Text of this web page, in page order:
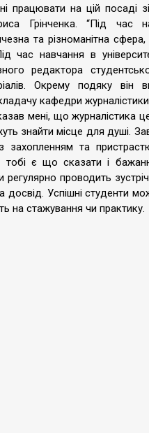
працювати на цій посаді
Грінченка. “Під
та різноманітна
час навчання в
редактора
Окрему подяку він
кафедри
мені, що журналістика
знайти місце для душі.
захопленням та
тобі є що сказати і
регулярно проводить
досвід. Успішні студенти
на стажування чи практику.